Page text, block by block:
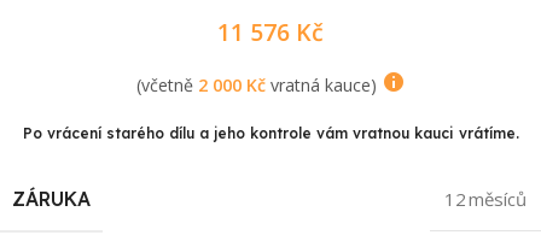
11 576 Kč
(včetně 2 000 Kčvratná kauce)
Po vrácení starého dílu a jeho kontrole vám vratnou kauci vrátíme.
ZÁRUKA 12 měsíců